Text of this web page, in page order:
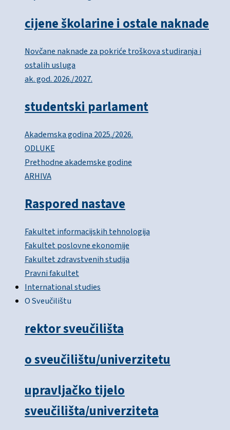
cijene školarine i ostale naknade
Novčane naknade za pokriće troškova studiranja i
ostalih usluga
ak. god. 2026./2027.
studentski parlament
Akademska godina 2025./2026.
ODLUKE
Prethodne akademske godine
ARHIVA
Raspored nastave
Fakultet informacijskih tehnologija
Fakultet poslovne ekonomije
Fakultet zdravstvenih studija
Pravni fakultet
International studies
O Sveučilištu
rektor sveučilišta
o sveučilištu/univerzitetu
upravljačko tijelo
sveučilišta/univerziteta